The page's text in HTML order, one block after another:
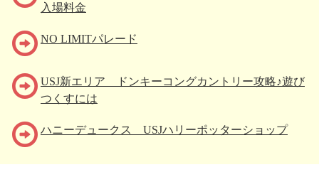
入場料金
NO LIMITパレード
USJ新エリア ドンキーコングカントリー攻略♪遊び
つくすには
ハニーデュークス USJハリーポッターショップ